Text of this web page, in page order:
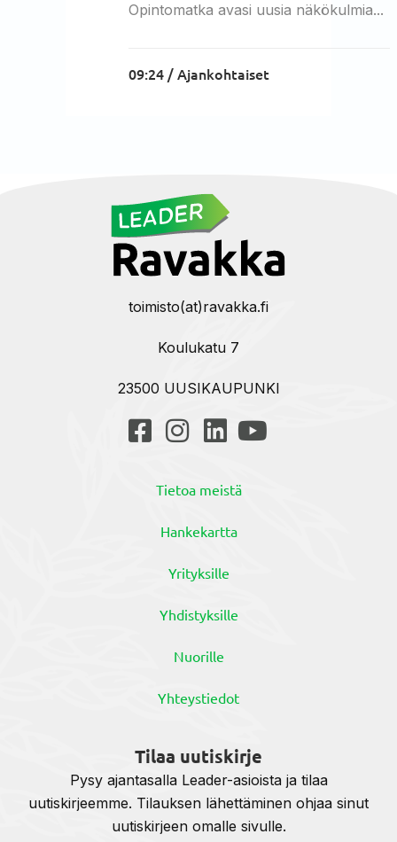
Opintomatka avasi uusia näkökulmia...
09:24 /Ajankohtaiset
toimisto(at)ravakka.fi
Koulukatu 7
23500 UUSIKAUPUNKI
Tietoa meistä
Hankekartta
Yrityksille
Yhdistyksille
Nuorille
Yhteystiedot
Tilaa uutiskirje
Pysy ajantasalla Leader-asioista ja tilaa
uutiskirjeemme. Tilauksen lähettäminen ohjaa sinut
uutiskirjeen omalle sivulle.